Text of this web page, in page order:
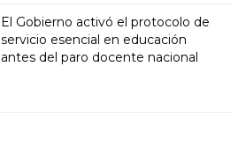
El Gobierno activó el protocolo de
servicio esencial en educación
antes del paro docente nacional